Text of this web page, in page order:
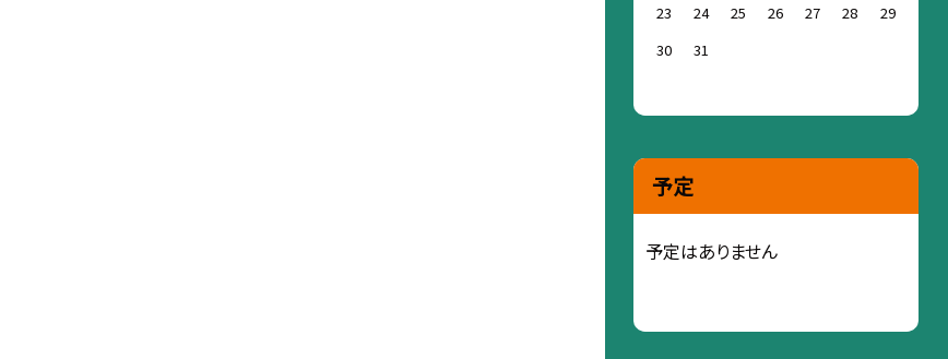
23
24 25 26 27 28
29
30
31
予定
予定はありません